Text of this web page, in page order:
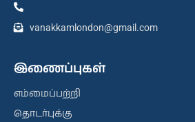
vanakkamlondon@gmail.com
இணைப்புகள்
எம்மைப்பற்றி
தொடர்புக்கு